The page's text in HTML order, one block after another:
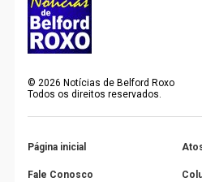
©2026 Notícias de Belford Roxo
Todos os direitos reservados.
Página inicial
Fale Conosco